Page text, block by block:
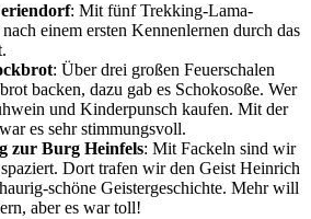
: Mit fünf Trekking-Lama-
einem ersten Kennenlernen durch das
: Über drei großen Feuerschalen
backen, dazu gab es Schokosoße. Wer
und Kinderpunsch kaufen. Mit der
es sehr stimmungsvoll.
zur Burg Heinfels: Mit Fackeln sind wir
Dort trafen wir den Geist Heinrich
schöne Geistergeschichte. Mehr will
aber es war toll!